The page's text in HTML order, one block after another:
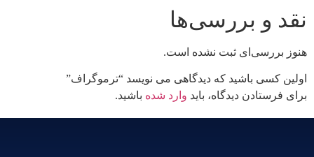
و بررسی‌ها
بررسی‌ای ثبت نشده است.
کسی باشید که دیدگاهی می نویسد “ترموگراف”
فرستادن دیدگاه، بایدوارد شدهباشید.